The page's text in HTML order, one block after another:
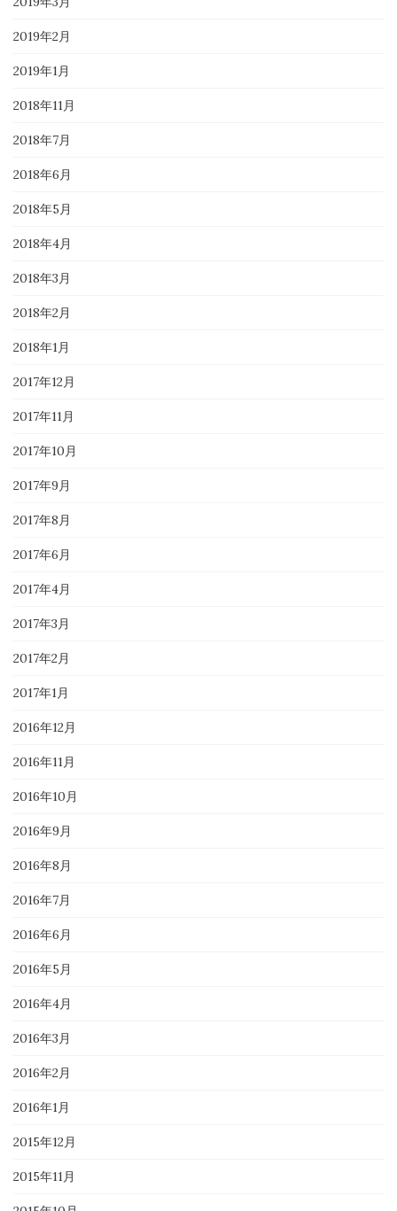
2019年2月
2019年1月
2018年11月
2018年7月
2018年6月
2018年5月
2018年4月
2018年3月
2018年2月
2018年1月
2017年12月
2017年11月
2017年10月
2017年9月
2017年8月
2017年6月
2017年4月
2017年3月
2017年2月
2017年1月
2016年12月
2016年11月
2016年10月
2016年9月
2016年8月
2016年7月
2016年6月
2016年5月
2016年4月
2016年3月
2016年2月
2016年1月
2015年12月
2015年11月